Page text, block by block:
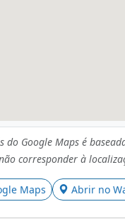
do Google Maps é
corresponder à
Maps Abrir no